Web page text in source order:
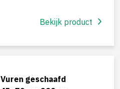
Bekijk product
Vuren geschaafd